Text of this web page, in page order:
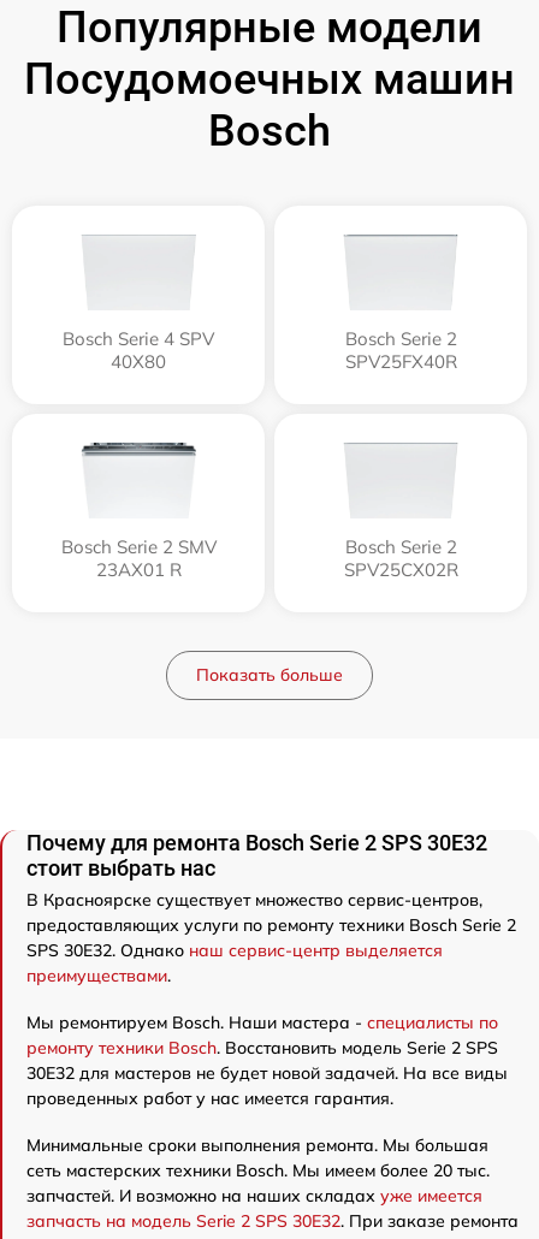
Популярные модели
Посудомоечных машин
Bosch
Bosch Serie 4 SPV
40X80
Bosch Serie 2
SPV25FX40R
Bosch Serie 2 SMV
23AX01 R
Bosch Serie 2
SPV25CX02R
Показать больше
Почему для ремонта Bosch Serie 2 SPS 30E32
стоит выбрать нас
В Красноярске существует множество сервис-центров,
предоставляющих услуги по ремонту техники Bosch Serie 2
SPS 30E32. Однако наш сервис-центр выделяется
преимуществами.
Мы ремонтируем Bosch. Наши мастера - специалисты по
ремонту техники Bosch. Восстановить модель Serie 2 SPS
30E32 для мастеров не будет новой задачей. На все виды
проведенных работ у нас имеется гарантия.
Минимальные сроки выполнения ремонта. Мы большая
сеть мастерских техники Bosch. Мы имеем более 20 тыс.
запчастей. И возможно на наших складах уже имеется
запчасть на модель Serie 2 SPS 30E32. При заказе ремонта